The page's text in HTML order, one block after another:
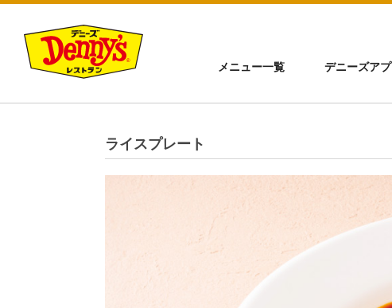
メニュー一覧 デニーズアプ
ライスプレート